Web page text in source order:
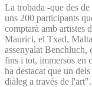
La trobada -que des
uns 200 participants
comptarà amb artistes
Maurici, el Txad,
assenyalat Benchluch,
fins i tot, immersos en
ha destacat que un
diàleg a través de l'art".